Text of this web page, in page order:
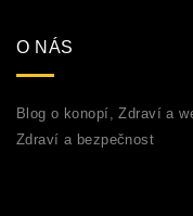
O NÁS
Blog o konopí, Zdraví a
Zdraví a bezpečnost